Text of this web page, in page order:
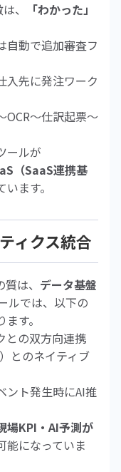
、
「わかった」
自動で追加審査フ
入先に発注ワーク
OCR〜仕訳起票〜
ールが
（SaaS連携基
ます。
ィクス統合
は、 データ基盤
ルでは、以下の
す。
との双方向連携
とのネイティブ
ント発生時にAI推
場KPI・AI予測が
能になっていま